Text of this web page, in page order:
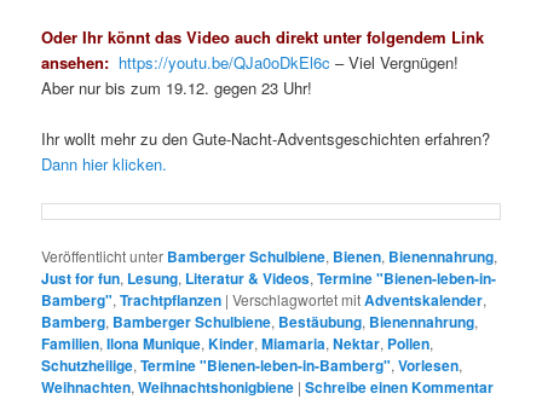
Oder Ihr könnt das Video auch direkt unter folgendem Link
ansehen: https://youtu.be/QJa0oDkEl6c – Viel Vergnügen!
Aber nur bis zum 19.12. gegen 23 Uhr!
Ihr wollt mehr zu den Gute-Nacht-Adventsgeschichten erfahren?
Dann hier klicken.
Veröffentlicht unter Bamberger Schulbiene, Bienen, Bienennahrung,
Just for fun, Lesung, Literatur & Videos,Termine "Bienen-leben-in-
Bamberg",Trachtpflanzen |Verschlagwortet mitAdventskalender,
Bamberg, Bamberger Schulbiene, Bestäubung, Bienennahrung,
Familien,Ilona Munique,Kinder,Miamaria,Nektar, Pollen,
Schutzheilige,Termine "Bienen-leben-in-Bamberg",Vorlesen,
Weihnachten,Weihnachtshonigbiene |Schreibe einen Kommentar